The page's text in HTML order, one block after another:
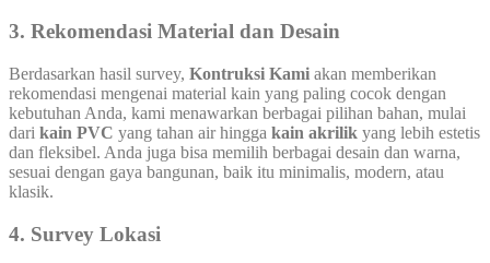
3. Rekomendasi Material dan Desain
Berdasarkan hasil survey, Kontruksi Kami akan memberikan
rekomendasi mengenai material kain yang paling cocok dengan
kebutuhan Anda, kami menawarkan berbagai pilihan bahan, mulai
dari kain PVC yang tahan air hingga kain akrilik yang lebih estetis
dan fleksibel. Anda juga bisa memilih berbagai desain dan warna,
sesuai dengan gaya bangunan, baik itu minimalis, modern, atau
klasik.
4. Survey Lokasi